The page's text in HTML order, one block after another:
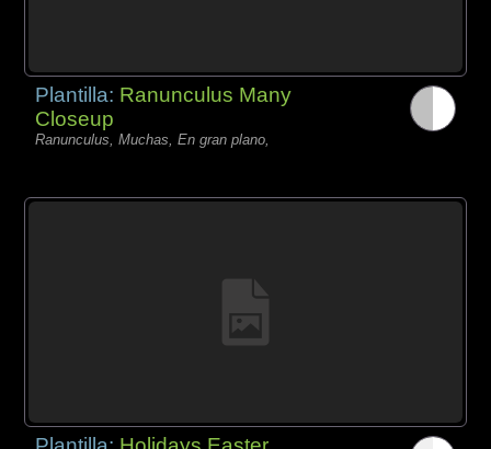
Plantilla: Ranunculus Many
Closeup
Ranunculus, Muchas, En gran plano,